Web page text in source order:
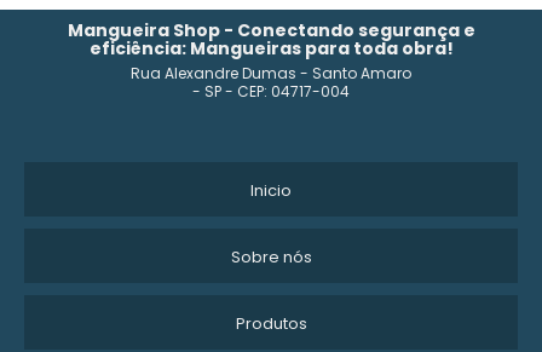
MANGUEIRA DE POLIETILENO 3 4
MANGUEIRA PRETA 4 POLEGADAS
MANGUEIRA ALTA PRESSÃO PARA COMPRESSOR
Mangueira Shop - Conectando segurança e
eficiência: Mangueiras para toda obra!
Rua Alexandre Dumas - Santo Amaro
- SP - CEP: 04717-004
Inicio
Sobre nós
Produtos